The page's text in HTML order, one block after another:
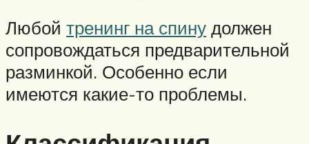
Любой тренинг на спину должен
сопровождаться предварительной
разминкой. Особенно если
имеются какие-то проблемы.